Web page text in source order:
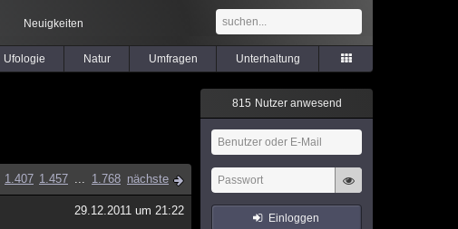
Neuigkeiten
Ufologie Natur Umfragen Unterhaltung
1.407 1.457 ... 1.768 nächste
29.12.2011 um 21:22
815 Nutzer anwesend
Einloggen